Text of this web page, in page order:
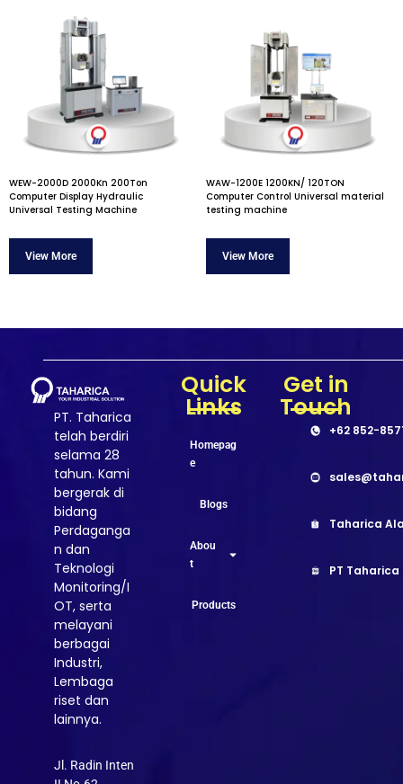
WEW-2000D 2000Kn 200Ton
Computer Display Hydraulic
Universal Testing Machine
WAW-1200E 1200KN/ 120TON
Computer Control Universal material
testing machine
PT. Taharica
telah berdiri
selama 28
tahun. Kami
bergerak di
bidang
Perdaganga
n dan
Teknologi
Monitoring/I
OT, serta
melayani
berbagai
Industri,
Lembaga
riset dan
lainnya.
Jl. Radin Inten
Quick
Links
Homepag
e
Blogs
Abou
t
Products
Get in
Touch
+62 852-
Taharica
PT Taharica